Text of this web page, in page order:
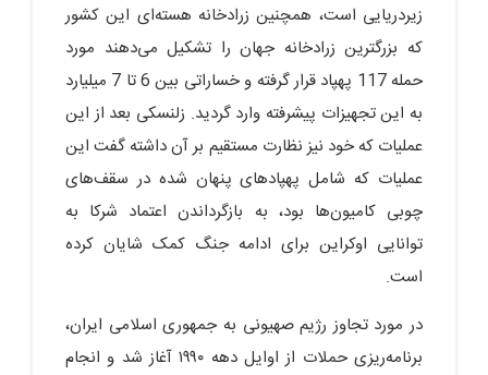
زیردریایی است، همچنین زرادخانه هسته‌ای این کشور
که بزرگترین زرادخانه جهان را تشکیل می‌دهند مورد
حمله 117 پهپاد قرار گرفته و خساراتی بین 6 تا 7 میلیارد
به این تجهیزات پیشرفته وارد گردید. زلنسکی بعد از این
عملیات که خود نیز نظارت مستقیم بر آن داشته گفت این
عملیات که شامل پهپادهای پنهان شده در سقف‌های
چوبی کامیون‌ها بود، به بازگرداندن اعتماد شرکا به
توانایی اوکراین برای ادامه جنگ کمک شایان کرده
است.
در مورد تجاوز رژیم صهیونی به جمهوری اسلامی ایران،
برنامه‌ریزی حملات از اوایل دهه ۱۹۹۰ آغاز شد و انجام